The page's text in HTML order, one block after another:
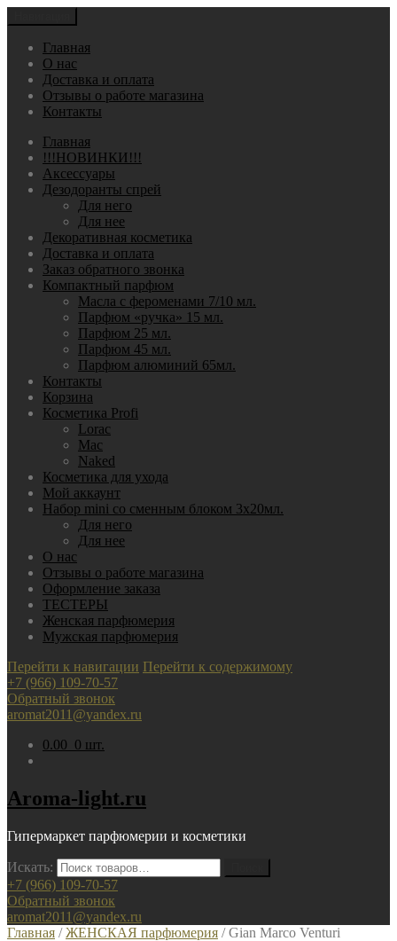
Главная
О нас
Доставка и оплата
Отзывы о работе магазина
Контакты
Главная
!!!НОВИНКИ!!!
Аксессуары
Дезодоранты спрей
Для него
Для нее
Декоративная косметика
Доставка и оплата
Заказ обратного звонка
Компактный парфюм
Масла с фероменами 7/10 мл.
Парфюм «ручка» 15 мл.
Парфюм 25 мл.
Парфюм 45 мл.
Парфюм алюминий 65мл.
Контакты
Корзина
Косметика Profi
Lorac
Mac
Nаked
Косметика для ухода
Мой аккаунт
Набор mini со сменным блоком 3х20мл.
Для него
Для нее
О нас
Отзывы о работе магазина
Оформление заказа
ТЕСТЕРЫ
Женская парфюмерия
Мужская парфюмерия
Перейти к навигации Перейти к содержимому
+7 (966) 109-70-57
Обратный звонок
aromat2011@yandex.ru
0.00 0 шт.
Aroma-light.ru
Гипермаркет парфюмерии и косметики
Искать:
+7 (966) 109-70-57
Обратный звонок
aromat2011@yandex.ru
Главная /ЖЕНСКАЯ парфюмерия / Gian Marco Venturi